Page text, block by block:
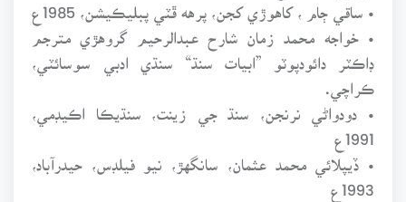
• ساقي ڄام ، کاهوڙي کجن، پرهه ڦٽي پبليڪيشن، 1985ع
• خواجه محمد زمان شارح عبدالرحيم گروهڙي مترجم
ڊاڪٽر دائودپوٽو ”ابيات سنڌ“ سنڌي ادبي سوسائٽي،
ڪراچي.
• دودواڻي نرنجن، سنڌ جي زينت، سنڌيڪا اڪيڊمي،
1991ع
• ڏيپلائي محمد عثمان، سانگهڙ، نيو فيلڊس، حيدرآباد،
1993ع